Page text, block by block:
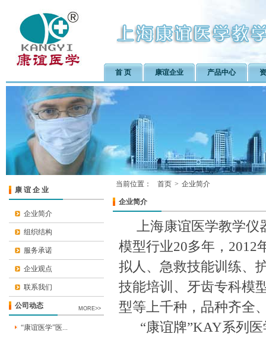
首 页 康谊企业 产品中心
康 谊 企 业
企业简介
组织结构
服务承诺
企业观点
联系我们
公司动态 MORE>>
“康谊医学”医...
当前位置： 首页 > 企业简介
企业简介
上海康谊医学教学仪
模型行业20多年，2012
拟人、急救技能训练、
技能培训、牙齿专科模
型等上千种，品种齐全
“康谊牌”KAY系列医